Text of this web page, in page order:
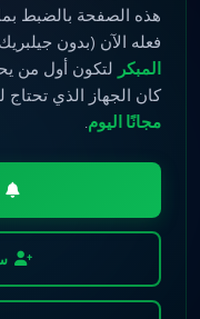
هذه الصفحة بالضبط
فعله الآن (بدون
المبكر لتكون أول من
كان الجهاز الذي تحتاج
مجانًا اليوم.